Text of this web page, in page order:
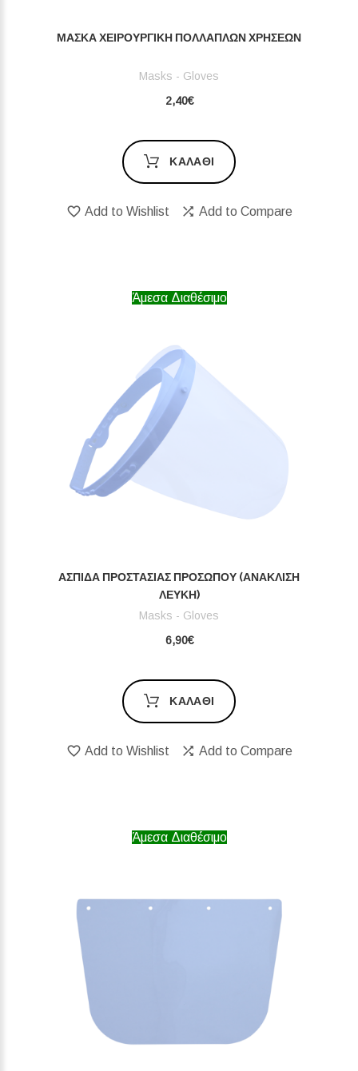
ΜΆΣΚΑ ΧΕΙΡΟΥΡΓΙΚΉ ΠΟΛΛΑΠΛΏΝ ΧΡΉΣΕΩΝ
Masks - Gloves
2,40€
ΚΑΛΆΘΙ
Add to Wishlist Add to Compare
Άμεσα Διαθέσιμο
ΑΣΠΊΔΑ ΠΡΟΣΤΑΣΊΑΣ ΠΡΟΣΏΠΟΥ (ΑΝΆΚΛΙΣ
Η ΛΕΥΚΉ)
Masks - Gloves
6,90€
ΚΑΛΆΘΙ
Add to Wishlist Add to Compare
Άμεσα Διαθέσιμο